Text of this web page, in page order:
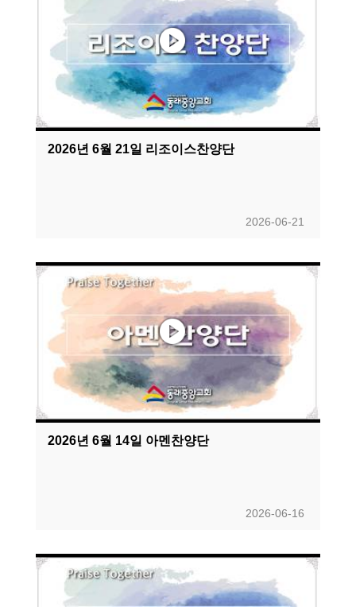
2026년 6월 21일 리조이스찬양단
2026-06-21
2026년 6월 14일 아멘찬양단
2026-06-16